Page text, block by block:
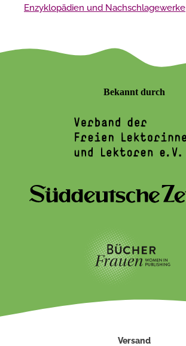
Enzyklopädien und Nachschlagewerke
Bekannt durch
Versand